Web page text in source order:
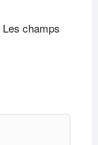
Les champs